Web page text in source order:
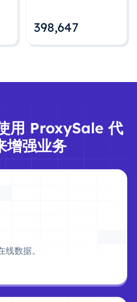
398,648
用 ProxySale 代
增强业务
数据。